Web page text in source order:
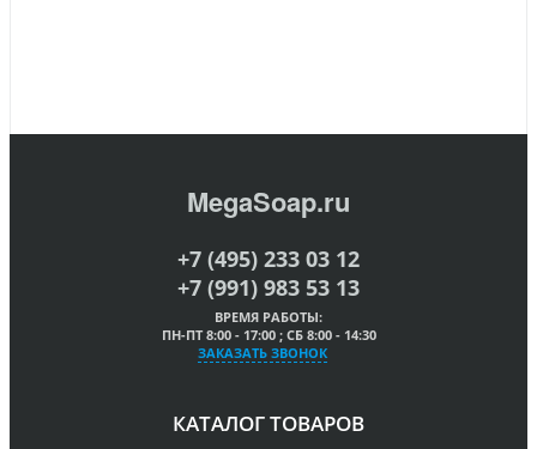
MegaSoap.ru
+7 (495) 233 03 12
+7 (991) 983 53 13
ВРЕМЯ РАБОТЫ:
ПН-ПТ 8:00 - 17:00 ; СБ 8:00 - 14:30
ЗАКАЗАТЬ ЗВОНОК
КАТАЛОГ ТОВАРОВ